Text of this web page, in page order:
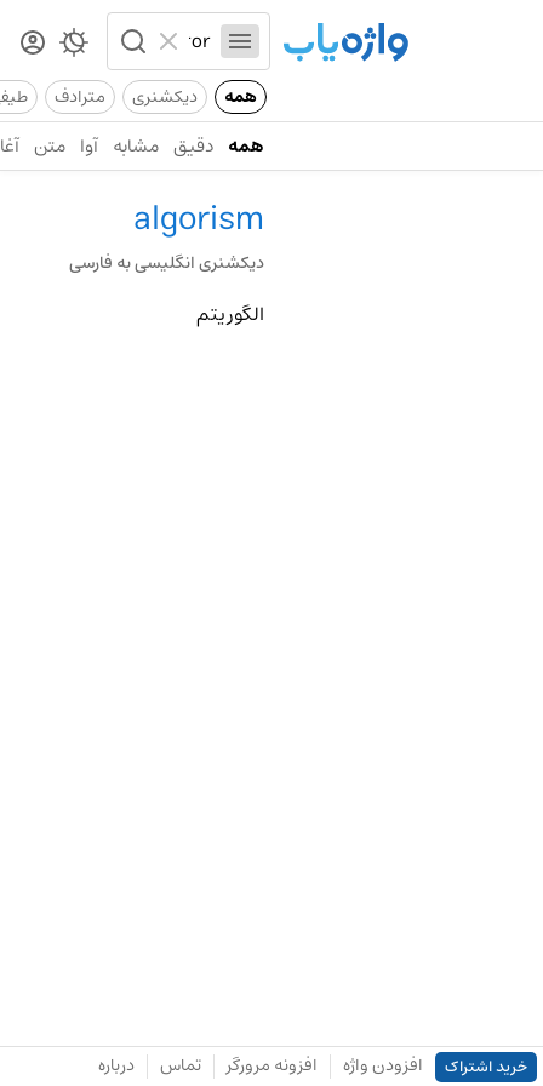
همه دیکشنری مترادف
همه دقیق مشابه آوا متن
algorism
دیکشنری انگلیسی به فارسی
الگوریتم
خرید اشتراک افزودن واژه افزونه مرورگر تماس درباره